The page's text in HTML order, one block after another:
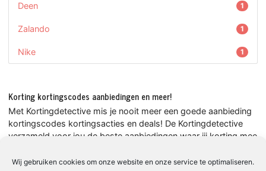
Wij gebruiken cookies om onze website en onze service te optimaliseren.
Deen 1
Zalando 1
Nike 1
Korting kortingscodes aanbiedingen en meer!
Met Kortingdetective mis je nooit meer een goede aanbieding
kortingscodes kortingsacties en deals! De Kortingdetective
verzameld voor jou de beste aanbiedingen waar jij korting mee
Kortingdetective! Ik speur voor jou naar de beste aanbiedingen